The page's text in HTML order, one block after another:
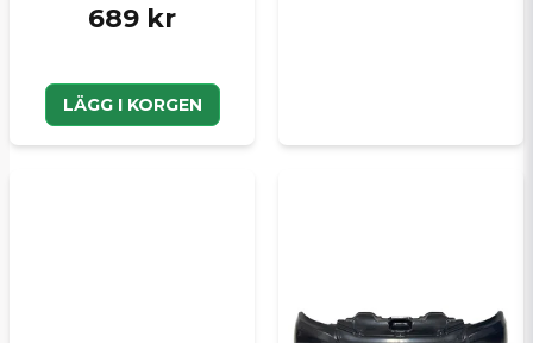
689 kr
LÄGG I KORGEN